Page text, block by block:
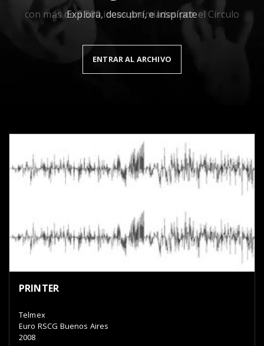
Explora, descubrí, e inspírate
ENTRAR AL ARCHIVO
PRINTER
Telmex
Euro RSCG Buenos Aires
2008